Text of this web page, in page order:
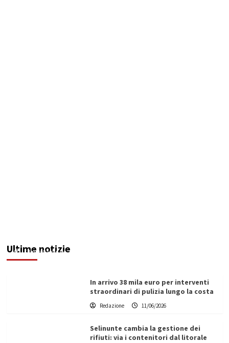
Ultime notizie
Filippo Cardinale
In arrivo 38 mila euro per interventi
straordinari di pulizia lungo la costa
Redazione 11/06/2026
Selinunte cambia la gestione dei
rifiuti: via i contenitori dal litorale